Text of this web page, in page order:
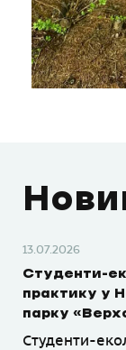
13.07.2026
Студенти-
практику у
парку
Студенти-